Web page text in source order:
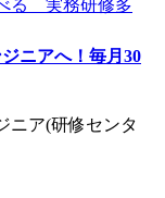
ニアへ！毎月30
ニア(研修センタ